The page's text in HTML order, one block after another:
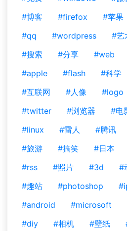
#博客
#firefox #苹果
#qq
#wordpress #艺
#搜索
#分享 #web
#apple
#flash #科学
#互联网
#人像 #logo
#twitter
#浏览器 #电
#linux
#雷人 #腾讯
#旅游
#搞笑 #日本
#rss
#照片 #3d #
#趣站
#photoshop
#android
#microsoft
#diy
#相机 #壁纸